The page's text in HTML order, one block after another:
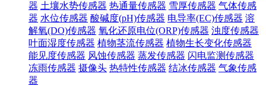
器 土壤水势传感器 热通量传感器 雪厚传感器 气体传感
器 水位传感器 酸碱度(pH)传感器 电导率(EC)传感器 溶
解氧(DO)传感器 氧化还原电位(ORP)传感器 浊度传感器
叶面湿度传感器 植物茎流传感器 植物生长变化传感器
能见度传感器 风蚀传感器 蒸发传感器 闪电监测传感器
冻雨传感器 摄像头 热特性传感器 结冰传感器 气象传感
器